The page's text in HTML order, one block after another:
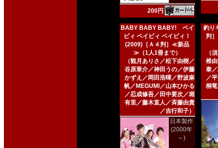
200円
BABY BABY BABY! ベイ
ビィ ベイビィ ベイビィ！
(2009)［Ａ４判］≪新品
≫（1人1冊まで）
（観月ありさ／松下由樹／
谷原章介／神田うの／伊藤
かずえ／岡田浩暉／野波麻
帆／MEGUMI／山本ひかる
／忍成修吾／田中要次／堀
有里／藤木直人／斉藤由貴
／吉行和子）
日本製作
(2000年
～)
釣り
判
（
椎
泰
／
桐